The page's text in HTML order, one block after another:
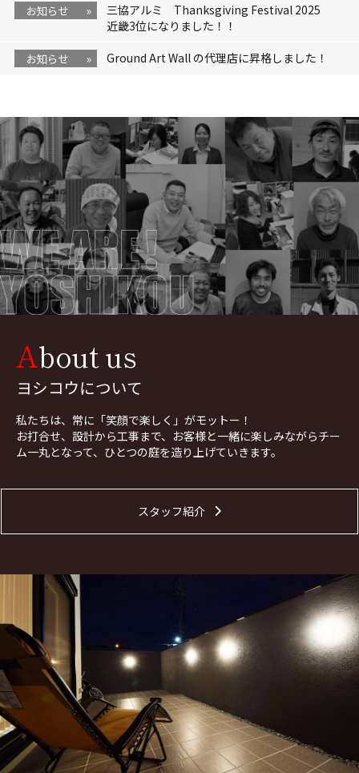
オープン日
2026年 4月29日（水）
オープン記念キャンペーン
期間：4月29日～5月6日（GW期間中）
お知らせ »
三協アルミ Thanksgiving Festival 2025
近畿3位になりました！！
受賞歴 「三協アルミ Thanksgiving Festival
お知らせ » Ground Art Wall の代理店に昇格しました！
この度ヨシコウは、グランドアー
「代理店」へ昇格いたしました！
これもひとえに、工事依頼をして
くださる皆様のおかげでございま
す。
ける外構工事業者として一層努力
してまいりますので、これからも
どうぞよろしくお願いいたしま
そして！！
2025年 グランドアートウォール・
シャッターゲート受注数が全国２
位
になりました！
先日の「第１２回 Ground Art
Wall FC総会」にて表彰していた
だきました。
About us
ヨシコウについて
私たちは、常に「笑顔で楽しく」がモットー！
お打合せ、設計から工事まで、お客様と一緒に楽しみながらチー
ム一丸となって、ひとつの庭を造り上げていきます。
スタッフ紹介